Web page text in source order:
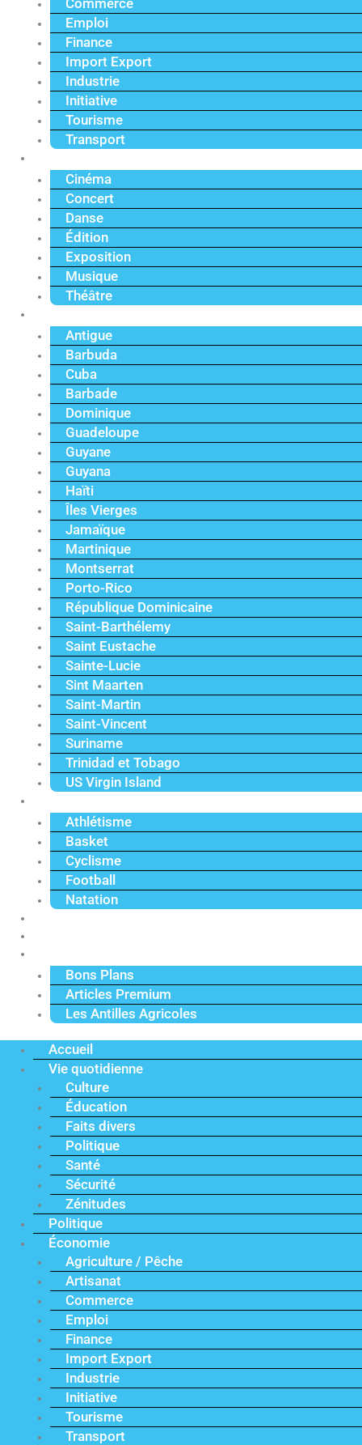
Commerce
Emploi
Finance
Import Export
Industrie
Initiative
Tourisme
Transport
Cinéma
Concert
Danse
Édition
Exposition
Musique
Théâtre
Antigue
Barbuda
Cuba
Barbade
Dominique
Guadeloupe
Guyane
Guyana
Haïti
Îles Vierges
Jamaïque
Martinique
Montserrat
Porto-Rico
République Dominicaine
Saint-Barthélemy
Saint Eustache
Sainte-Lucie
Sint Maarten
Saint-Martin
Saint-Vincent
Suriname
Trinidad et Tobago
US Virgin Island
Athlétisme
Basket
Cyclisme
Football
Natation
Bons Plans
Articles Premium
Les Antilles Agricoles
Accueil
Vie quotidienne
Culture
Éducation
Faits divers
Politique
Santé
Sécurité
Zénitudes
Politique
Économie
Agriculture / Pêche
Artisanat
Commerce
Emploi
Finance
Import Export
Industrie
Initiative
Tourisme
Transport